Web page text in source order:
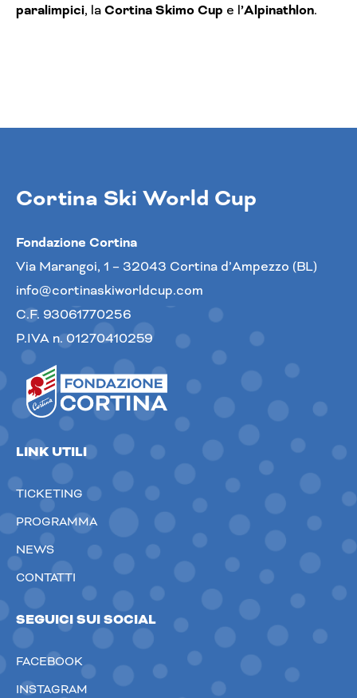
paralimpici, laCortina Skimo Cup e l’Alpinathlon.
Cortina Ski World Cup
Fondazione Cortina
Via Marangoi, 1 – 32043 Cortina d’Ampezzo (BL)
info@cortinaskiworldcup.com
C.F. 93061770256
P.IVA n. 01270410259
LINK UTILI
TICKETING
PROGRAMMA
NEWS
CONTATTI
SEGUICI SUI SOCIAL
FACEBOOK
INSTAGRAM